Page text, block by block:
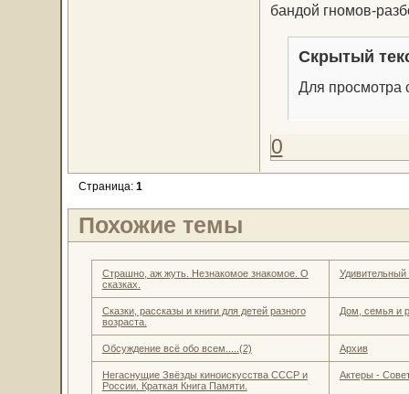
бандой гномов-
Скрытый
Для просмотра
0
Страница: 1
Похожие темы
Страшно, аж жуть. Незнакомое знакомое. О
сказках.
Сказки, рассказы и книги для детей разного
возраста.
Дом, семья и
Обсуждение всё обо всем.....(2) Архив
Негаснущие Звёзды киноискусства СССР и
России. Краткая Книга Памяти.
Актеры -